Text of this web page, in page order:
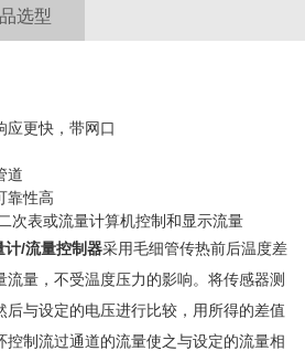
选型
更快，带网口
道
靠性高
次表或流量计算机控制和显示流量
计/流量控制器采用毛细管传热前后温度差
量，不受温度压力的影响。将传感器测
后与设定的电压进行比较，用所得的差值
控制流过通道的流量使之与设定的流量相